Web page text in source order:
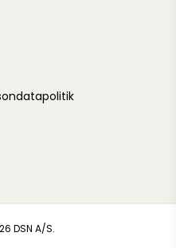
DSN A/S.